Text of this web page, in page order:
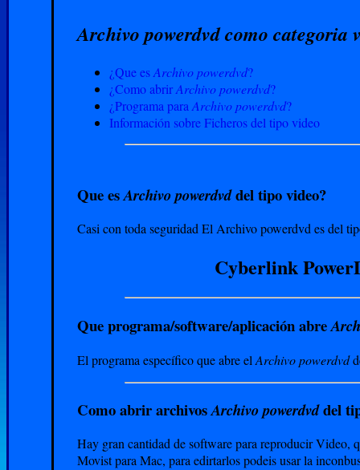
Archivo powerdvd como categoria
¿Que esArchivo powerdvd?
¿Como abrirArchivo powerdvd?
¿Programa para Archivo powerdvd?
Información sobre Ficheros del tipo video
Que esArchivo powerdvddel tipo video?
Casi con toda seguridad El Archivo powerdvd es del
Cyberlink
Que programa/software/aplicación abre
El programa específico que abre el Archivo powerdvd
Como abrir archivosArchivo powerdvddel
Hay gran cantidad de software para reproducir Video,
Movist para Mac, para edirtarlos podeis usar la